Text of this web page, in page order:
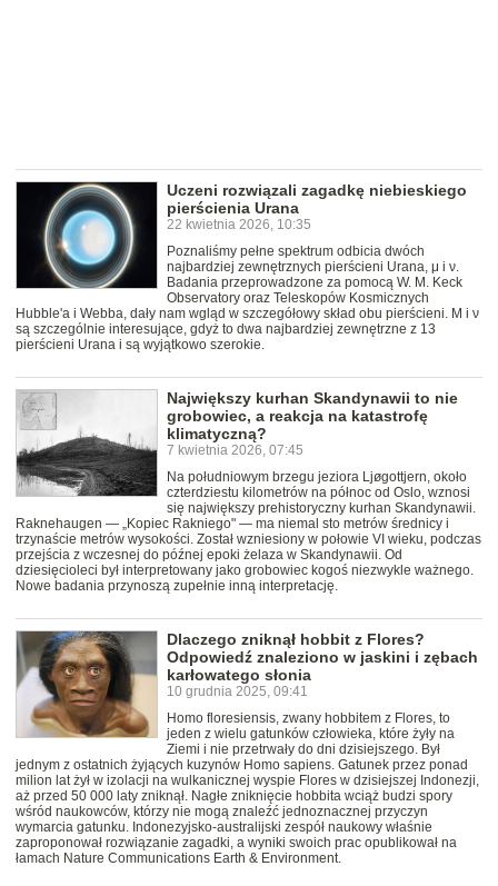
Uczeni rozwiązali zagadkę niebieskiego
pierścienia Urana
22 kwietnia 2026, 10:35
Poznaliśmy pełne spektrum odbicia dwóch
najbardziej zewnętrznych pierścieni Urana, μ i ν.
Badania przeprowadzone za pomocą W. M. Keck
Observatory oraz Teleskopów Kosmicznych
Hubble'a i Webba, dały nam wgląd w szczegółowy skład obu pierścieni. Μ i ν
są szczególnie interesujące, gdyż to dwa najbardziej zewnętrzne z 13
pierścieni Urana i są wyjątkowo szerokie.
Największy kurhan Skandynawii to nie
grobowiec, a reakcja na katastrofę
klimatyczną?
7 kwietnia 2026, 07:45
Na południowym brzegu jeziora Ljøgottjern, około
czterdziestu kilometrów na północ od Oslo, wznosi
się największy prehistoryczny kurhan Skandynawii.
Raknehaugen — „Kopiec Rakniego" — ma niemal sto metrów średnicy i
trzynaście metrów wysokości. Został wzniesiony w połowie VI wieku, podczas
przejścia z wczesnej do późnej epoki żelaza w Skandynawii. Od
dziesięcioleci był interpretowany jako grobowiec kogoś niezwykle ważnego.
Nowe badania przynoszą zupełnie inną interpretację.
Dlaczego zniknął hobbit z Flores?
Odpowiedź znaleziono w jaskini i zębach
karłowatego słonia
10 grudnia 2025, 09:41
Homo floresiensis, zwany hobbitem z Flores, to
jeden z wielu gatunków człowieka, które żyły na
Ziemi i nie przetrwały do dni dzisiejszego. Był
jednym z ostatnich żyjących kuzynów Homo sapiens. Gatunek przez ponad
milion lat żył w izolacji na wulkanicznej wyspie Flores w dzisiejszej Indonezji,
aż przed 50 000 laty zniknął. Nagłe zniknięcie hobbita wciąż budzi spory
wśród naukowców, którzy nie mogą znaleźć jednoznacznej przyczyn
wymarcia gatunku. Indonezyjsko-australijski zespół naukowy właśnie
zaproponował rozwiązanie zagadki, a wyniki swoich prac opublikował na
łamach Nature Communications Earth & Environment.